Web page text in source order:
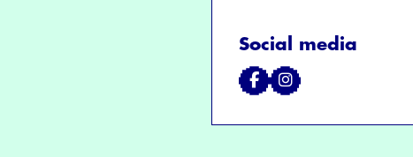
Social media